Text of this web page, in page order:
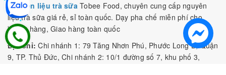
Nguyên liệu trà sữaTobee Food, chuyên cung cấp nguyên
liệu trà sữa giá rẻ, sỉ toàn quốc. Dạy pha chế miễn phí cho
khách hàng, Giao hàng toàn quốc
Địa Chỉ: Chi nhánh 1: 79 Tăng Nhơn Phú, Phước Long B, Quận
9, TP. Thủ Đức, Chi nhánh 2: 10/1 đường số 7, khu phố 3,